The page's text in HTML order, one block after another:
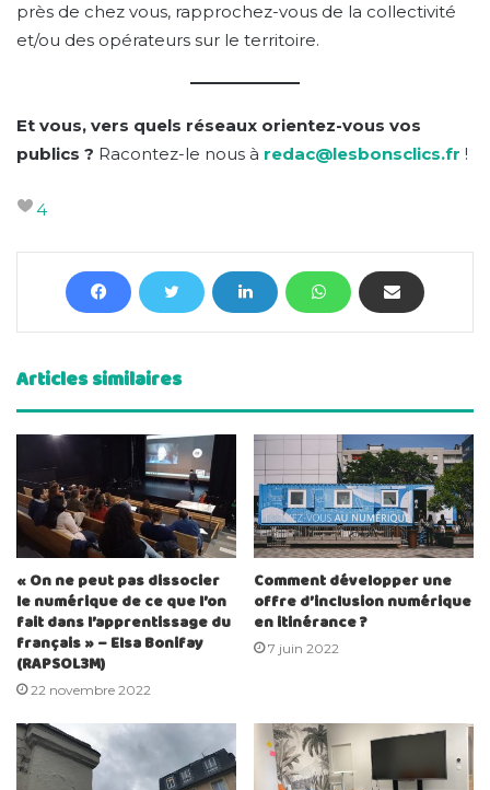
près de chez vous, rapprochez-vous de la collectivité
et/ou des opérateurs sur le territoire.
Et vous, vers quels réseaux orientez-vous vos
publics ? Racontez-le nous à redac@lesbonsclics.fr !
4
Articles similaires
« On ne peut pas dissocier
le numérique de ce que l’on
fait dans l’apprentissage du
français » – Elsa Bonifay
(RAPSOL3M)
22 novembre 2022
Comment développer une
offre d’inclusion numérique
en itinérance ?
7 juin 2022